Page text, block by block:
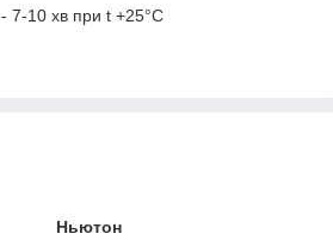
- 7-10 хв при t +25°С
Ньютон